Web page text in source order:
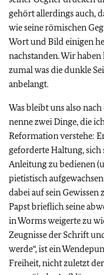
gehört allerdings auch,
wie seine römischen
Wort und Bild einigen
nachstanden. Wir
zumal was die dunkle
anbelangt.
Was bleibt uns also
nenne zwei Dinge, die
Reformation verstehe:
geforderte Haltung, sich
Anleitung zu bedienen
pietistisch
dabei auf sein Gewissen
Papst brieflich seine
in Worms weigerte zu
Zeugnisse der Schrift
werde“, ist ein
Freiheit, nicht zuletzt